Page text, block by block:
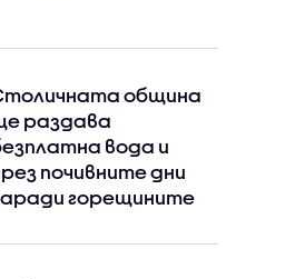
община
раздава
вода и
почивните дни
горещините